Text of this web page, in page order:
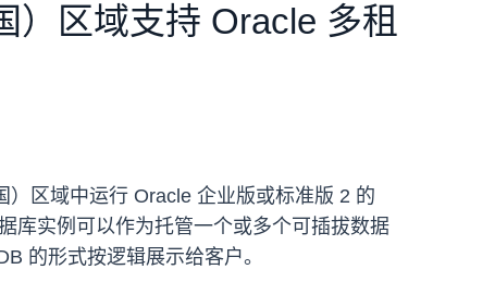
）区域支持 Oracle 多租
）区域中运行 Oracle 企业版或标准版 2 的
库实例可以作为托管一个或多个可插拔数据
的形式按逻辑展示给客户。